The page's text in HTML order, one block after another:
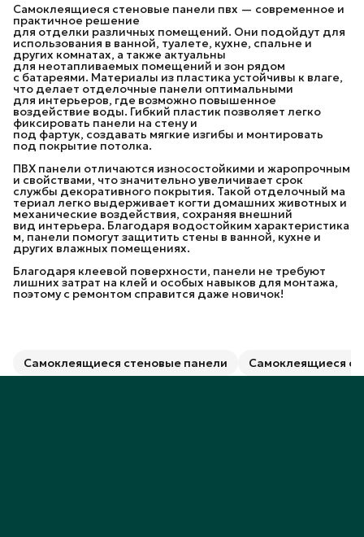
Самоклеящиеся стеновые панели пвх — современное и
практичное решение
для отделки различных помещений. Они подойдут для
использования в ванной, туалете, кухне, спальне и
других комнатах, а также актуальны
для неотапливаемых помещений и зон рядом
с батареями. Материалы из пластика устойчивы к влаге,
что делает отделочные панели оптимальными
для интерьеров, где возможно повышенное
воздействие воды. Гибкий пластик позволяет легко
фиксировать панели на стену и
под фартук, создавать мягкие изгибы и монтировать
под покрытие потолка.
ПВХ панели отличаются износостойкими и жаропрочным
и свойствами, что значительно увеличивает срок
службы декоративного покрытия. Такой отделочный ма
териал легко выдерживает когти домашних животных и
механические воздействия, сохраняя внешний
вид интерьера. Благодаря водостойким характеристика
м, панели помогут защитить стены в ванной, кухне и
других влажных помещениях.
Благодаря клеевой поверхности, панели не требуют
лишних затрат на клей и особых навыков для монтажа,
поэтому с ремонтом справится даже новичок!
Самоклеящиеся стеновые панели Самоклеящиеся